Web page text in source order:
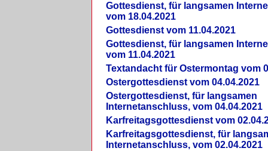
Gottesdienst, für langsamen
vom 18.04.2021
Gottesdienst vom 11.04.2021
Gottesdienst, für langsamen
vom 11.04.2021
Textandacht für Ostermontag vom
Ostergottesdienst vom 04.04.2021
Ostergottesdienst, für langsamen
Internetanschluss, vom 04.04.2021
Karfreitagsgottesdienst vom
Karfreitagsgottesdienst, für
Internetanschluss, vom 02.04.2021